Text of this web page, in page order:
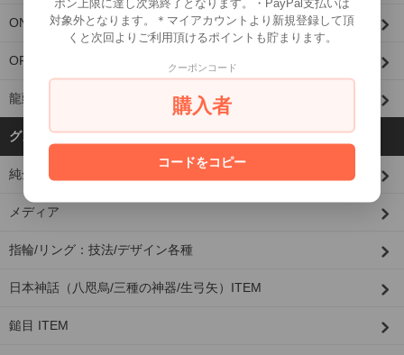
ONE MAKE ITEM
OPTION
龍頭限定
グループから探す
純金(K24)×シルバーシリーズ
メディア
指輪/リング：技法/デザイン各種
日本神話（八咫烏/三種の神器/生弓矢）ITEM
鎚目 ITEM
ポン上限に達し次第終了となります。・PayPal支払いは
対象外となります。＊マイアカウントより新規登録して頂
くと次回よりご利用頂けるポイントも貯まります。
クーポンコード
購入者
コードをコピー